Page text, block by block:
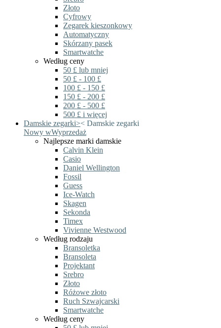
Złoto
Cyfrowy
Zegarek kieszonkowy
Automatyczny
Skórzany pasek
Smartwatche
Według ceny
50 £ lub mniej
50 £ - 100 £
100 £ - 150 £
150 £ - 200 £
200 £ - 500 £
500 £ i więcej
Damskie zegarki>< Damskie zegarki
Nowy wWyprzedaż
Najlepsze marki damskie
Calvin Klein
Casio
Daniel Wellington
Fossil
Guess
Ice-Watch
Skagen
Sekonda
Timex
Vivienne Westwood
Według rodzaju
Bransoletka
Bransoleta
Projektant
Srebro
Złoto
Różowe złoto
Ruch Szwajcarski
Smartwatche
Według ceny